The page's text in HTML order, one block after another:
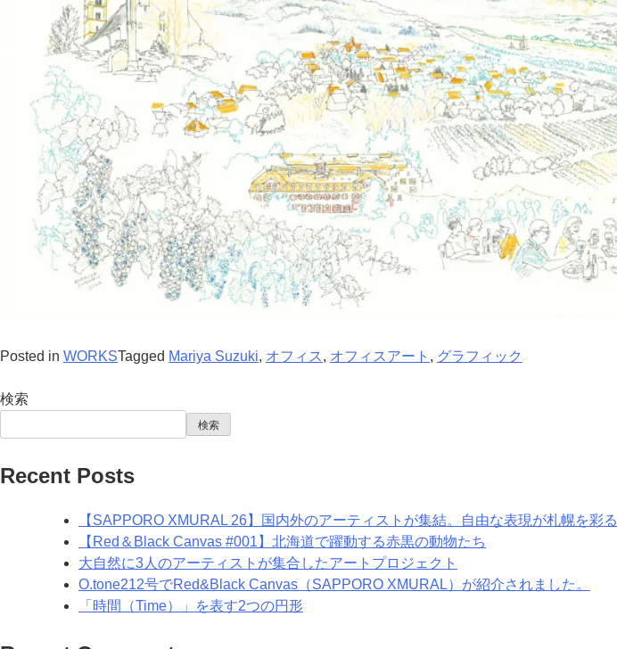
Posted in WORKSTagged Mariya Suzuki, オフィス , オフィスアート , グラフィック
検索
検索
Recent Posts
【SAPPORO XMURAL 26】国内外のアーティストが集結。自由な表現が札幌を彩る
【Red＆Black Canvas #001】北海道で躍動する赤黒の動物たち
大自然に3人のアーティストが集合したアートプロジェクト
O.tone212号でRed&Black Canvas（SAPPORO XMURAL）が紹介されました。
「時間（Time）」を表す2つの円形